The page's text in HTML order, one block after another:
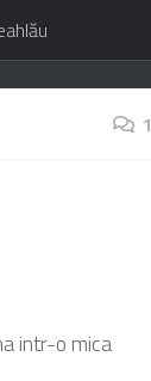
1
intr-o mica